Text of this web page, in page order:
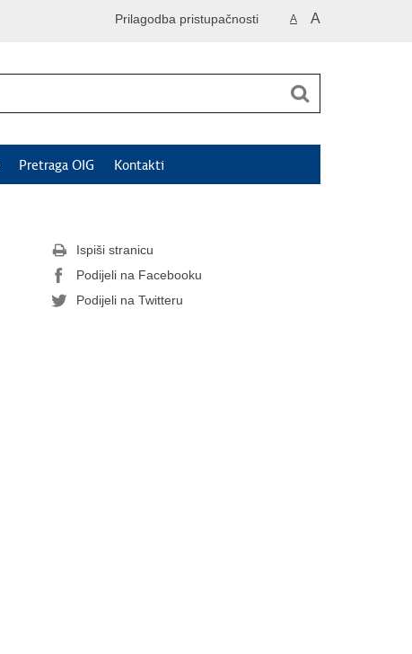
A A
Prilagodba pristupačnosti
Pretraga OIG Kontakti
Ispiši stranicu
Podijeli na Facebooku
Podijeli na Twitteru